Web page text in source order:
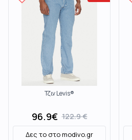
Τζιν Levis®
96.9€ 122.9€
Δες το στοmodivo.gr